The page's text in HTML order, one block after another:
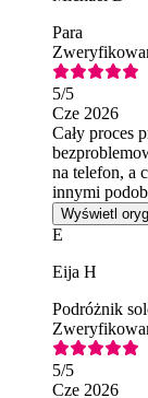
Para
5/5
Cze 2026
Cały proces
na telefon, a
innymi
Wyświetl
E
Eija H
Podróżnik
5/5
Cze 2026